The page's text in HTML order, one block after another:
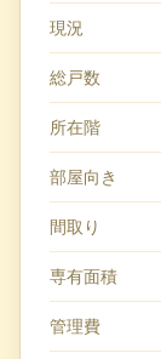
現況
総戸数
所在階
部屋向き
間取り
専有面積
管理費